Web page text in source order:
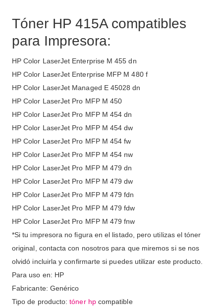
Tóner HP 415A compatibles
para Impresora:
HP Color LaserJet Enterprise M 455 dn
HP Color LaserJet Enterprise MFP M 480 f
HP Color LaserJet Managed E 45028 dn
HP Color LaserJet Pro MFP M 450
HP Color LaserJet Pro MFP M 454 dn
HP Color LaserJet Pro MFP M 454 dw
HP Color LaserJet Pro MFP M 454 fw
HP Color LaserJet Pro MFP M 454 nw
HP Color LaserJet Pro MFP M 479 dn
HP Color LaserJet Pro MFP M 479 dw
HP Color LaserJet Pro MFP M 479 fdn
HP Color LaserJet Pro MFP M 479 fdw
HP Color LaserJet Pro MFP M 479 fnw
*Si tu impresora no figura en el listado, pero utilizas el tóner
original, contacta con nosotros para que miremos si se nos
olvidó incluirla y confirmarte si puedes utilizar este producto.
Para uso en: HP
Fabricante: Genérico
Tipo de producto:tóner hpcompatible